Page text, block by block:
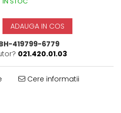
ADAUGA IN COS
419799-6779
021.420.01.03
Cere informatii